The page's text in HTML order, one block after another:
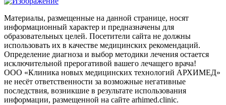
Материалы, размещенные на данной странице, носят
информационный характер и предназначены для
образовательных целей. Посетители сайта не должны
использовать их в качестве медицинских рекомендаций.
Определение диагноза и выбор методики лечения остается
исключительной прерогативой вашего лечащего врача!
ООО «Клиника новых медицинских технологий АРХИМЕД»
не несёт ответственности за возможные негативные
последствия, возникшие в результате использования
информации, размещенной на сайте arhimed.clinic.